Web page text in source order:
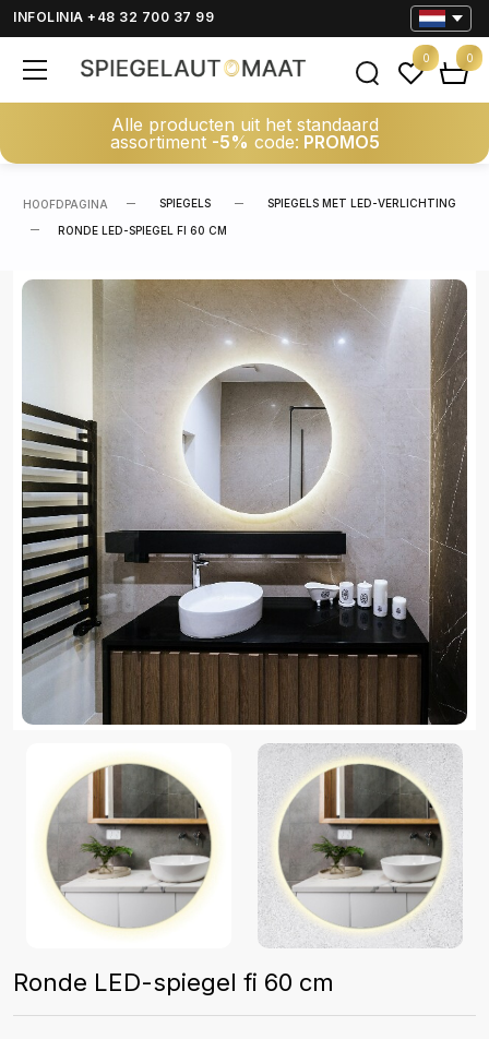
INFOLINIA +48 32 700 37 99
Alle producten uit het standaard
assortiment -5% code: PROMO5
0 0
HOOFDPAGINA SPIEGELS SPIEGELS MET LED-VERLICHTING
RONDE LED-SPIEGEL FI 60 CM
Ronde LED-spiegel fi 60 cm